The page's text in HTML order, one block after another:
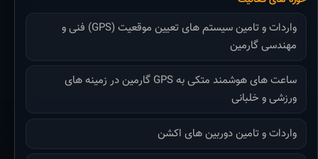
واردات و تامین سیستم های تعیین موقعیت (GPS) فنی و
مهندسی گارمین
ساعت های هوشمند متکی به GPS گارمین در زمینه های
ورزشی و خلبانی
واردات و تامین دوربین های اکشن